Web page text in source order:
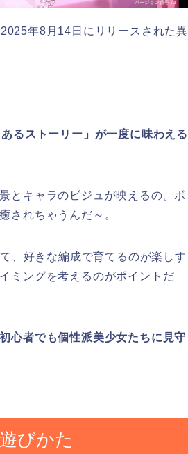
年8月14日にリリースされた異
るストーリー」が一度に味わえる
とキャラのビジュが映えるの。ボ
されちゃうんだ～。
、好きな編成で育てるのが楽しす
ミングを考えるのがポイントだ
初心者でも個性派美少女たちに見守
びかた